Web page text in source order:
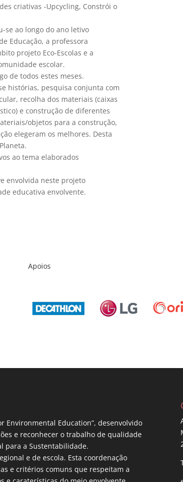
criativas -Upcycling, Constrói o
se ao longo do ano letivo
Educação, a professora
projeto Eco-Escolas e a
escolar.
de todos estes meses.
histórias, pesquisa conjunta com
recolha dos materiais (caixas
e construção de diferentes
objetos para a construção,
elegeram os melhores. Desta
ao tema elaborados
envolvida neste projeto
educativa envolvente.
Apoios
Environmental Education”, desenvolvido
e reconhecer o trabalho de qualidade
para a Sustentabilidade.
e de escola. Esta coordenação
e critérios comuns que respeitam a